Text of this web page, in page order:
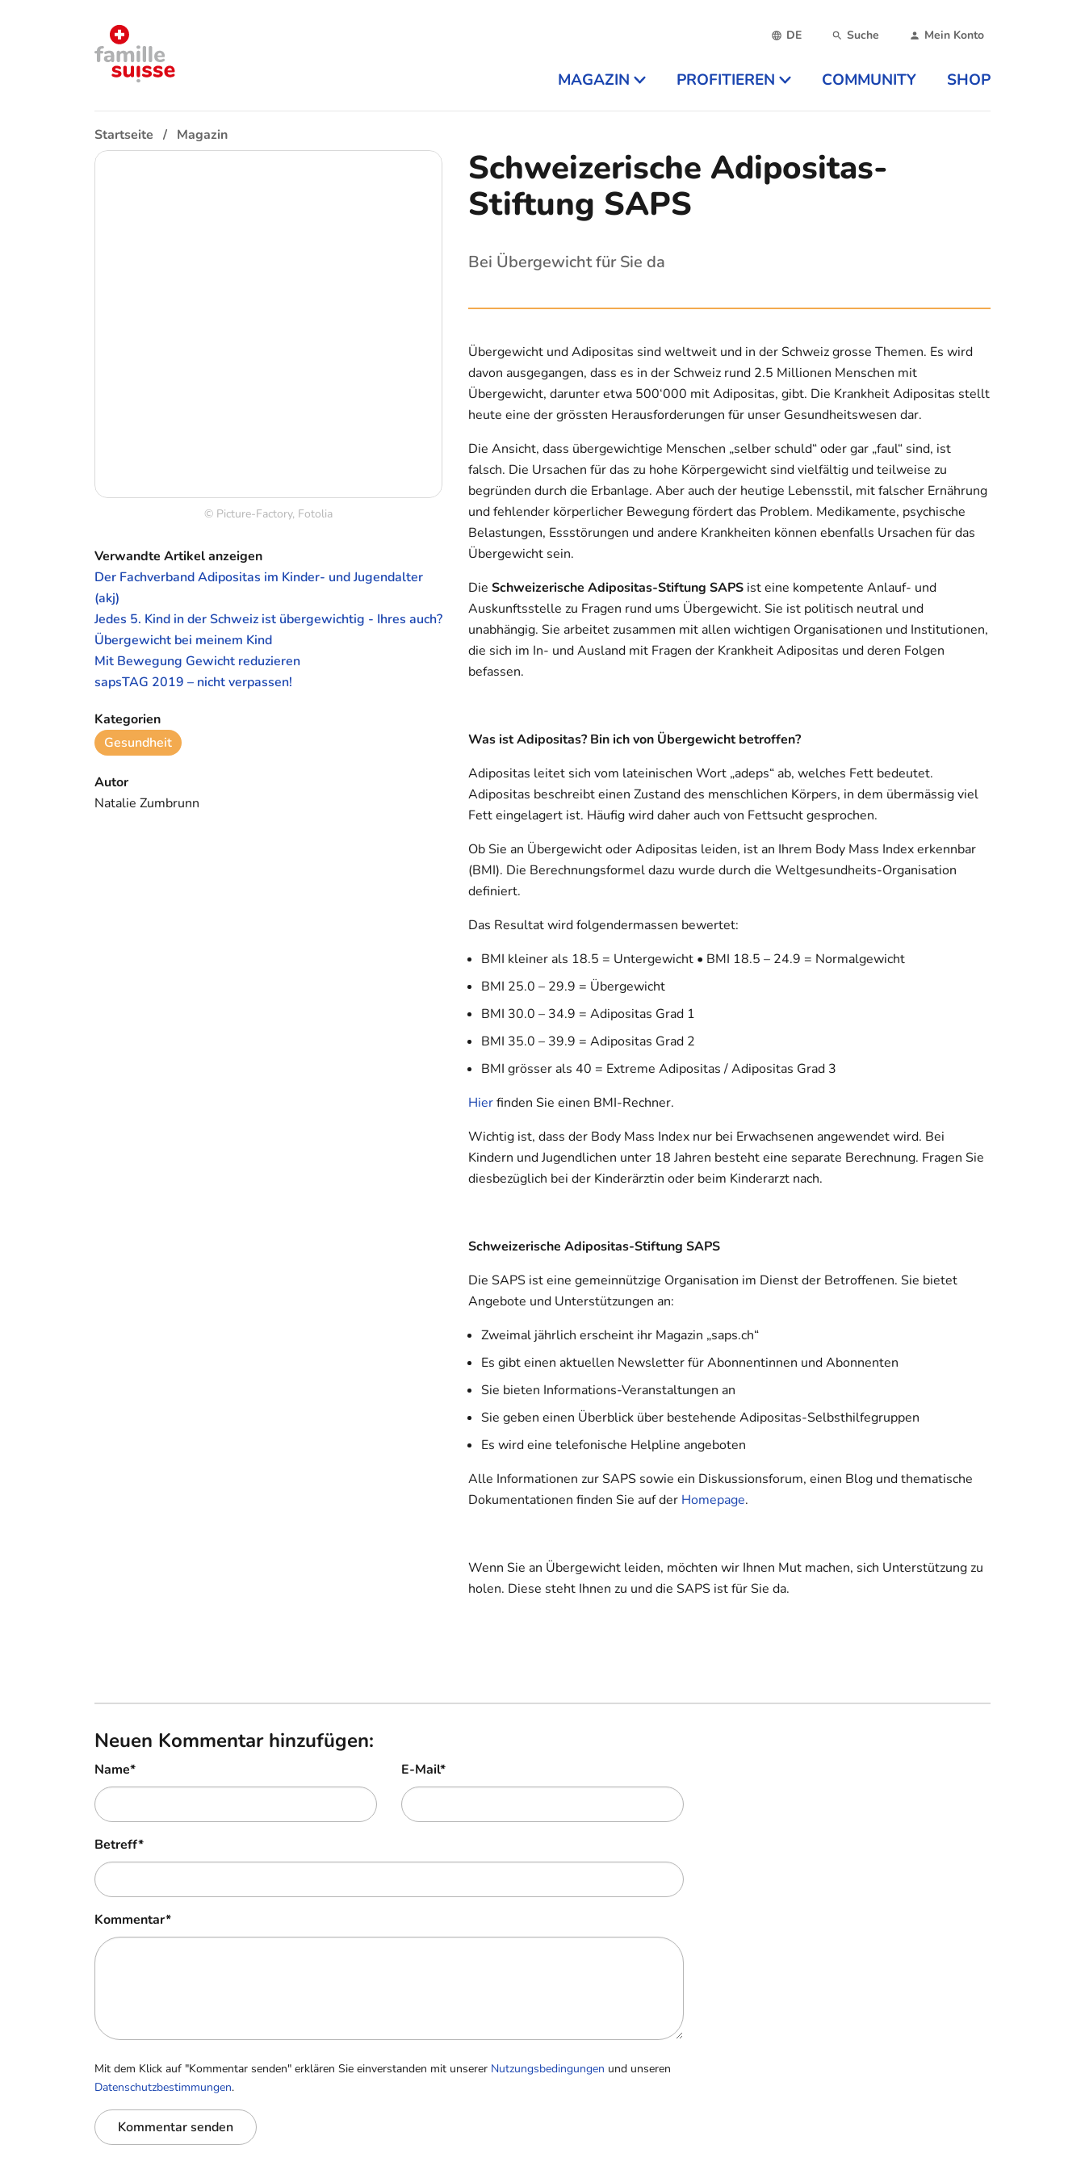
DE Suche Mein Konto
MAGAZIN PROFITIEREN COMMUNITY SHOP
Startseite Magazin
© Picture-Factory, Fotolia
Schweizerische Adipositas-
Stiftung SAPS
Verwandte Artikel anzeigen
Der Fachverband Adipositas im Kinder- und Jugendalter
(akj)
Jedes 5. Kind in der Schweiz ist übergewichtig - Ihres auch?
Übergewicht bei meinem Kind
Mit Bewegung Gewicht reduzieren
sapsTAG 2019 – nicht verpassen!
Kategorien
Gesundheit
Autor
Natalie Zumbrunn
Bei Übergewicht für Sie da
Übergewicht und Adipositas sind weltweit und in der Schweiz grosse Themen. Es wird
davon ausgegangen, dass es in der Schweiz rund 2.5 Millionen Menschen mit
Übergewicht, darunter etwa 500‘000 mit Adipositas, gibt. Die Krankheit Adipositas stellt
heute eine der grössten Herausforderungen für unser Gesundheitswesen dar.
Die Ansicht, dass übergewichtige Menschen „selber schuld“ oder gar „faul“ sind, ist
falsch. Die Ursachen für das zu hohe Körpergewicht sind vielfältig und teilweise zu
begründen durch die Erbanlage. Aber auch der heutige Lebensstil, mit falscher Ernährung
und fehlender körperlicher Bewegung fördert das Problem. Medikamente, psychische
Belastungen, Essstörungen und andere Krankheiten können ebenfalls Ursachen für das
Übergewicht sein.
DieSchweizerische Adipositas-Stiftung SAPS ist eine kompetente Anlauf- und
Auskunftsstelle zu Fragen rund ums Übergewicht. Sie ist politisch neutral und
unabhängig. Sie arbeitet zusammen mit allen wichtigen Organisationen und Institutionen,
die sich im In- und Ausland mit Fragen der Krankheit Adipositas und deren Folgen
befassen.
Was ist Adipositas? Bin ich von Übergewicht betroffen?
Adipositas leitet sich vom lateinischen Wort „adeps“ ab, welches Fett bedeutet.
Adipositas beschreibt einen Zustand des menschlichen Körpers, in dem übermässig viel
Fett eingelagert ist. Häufig wird daher auch von Fettsucht gesprochen.
Ob Sie an Übergewicht oder Adipositas leiden, ist an Ihrem Body Mass Index erkennbar
(BMI). Die Berechnungsformel dazu wurde durch die Weltgesundheits-Organisation
definiert.
Das Resultat wird folgendermassen bewertet:
BMI kleiner als 18.5 = Untergewicht • BMI 18.5 – 24.9 = Normalgewicht
BMI 25.0 – 29.9 = Übergewicht
BMI 30.0 – 34.9 = Adipositas Grad 1
BMI 35.0 – 39.9 = Adipositas Grad 2
BMI grösser als 40 = Extreme Adipositas / Adipositas Grad 3
Hierfinden Sie einen BMI-Rechner.
Wichtig ist, dass der Body Mass Index nur bei Erwachsenen angewendet wird. Bei
Kindern und Jugendlichen unter 18 Jahren besteht eine separate Berechnung. Fragen Sie
diesbezüglich bei der Kinderärztin oder beim Kinderarzt nach.
Schweizerische Adipositas-Stiftung SAPS
Die SAPS ist eine gemeinnützige Organisation im Dienst der Betroffenen. Sie bietet
Angebote und Unterstützungen an:
Zweimal jährlich erscheint ihr Magazin „saps.ch“
Es gibt einen aktuellen Newsletter für Abonnentinnen und Abonnenten
Sie bieten Informations-Veranstaltungen an
Sie geben einen Überblick über bestehende Adipositas-Selbsthilfegruppen
Es wird eine telefonische Helpline angeboten
Alle Informationen zur SAPS sowie ein Diskussionsforum, einen Blog und thematische
Dokumentationen finden Sie auf der Homepage.
Wenn Sie an Übergewicht leiden, möchten wir Ihnen Mut machen, sich Unterstützung zu
holen. Diese steht Ihnen zu und die SAPS ist für Sie da.
Neuen Kommentar hinzufügen:
Name* E-Mail*
Betreff*
Kommentar*
Mit dem Klick auf "Kommentar senden" erklären Sie einverstanden mit unserer Nutzungsbedingungen und unseren
Datenschutzbestimmungen.
Kommentar senden